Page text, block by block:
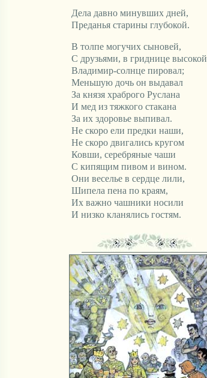
Дела давно минувших дней,
Преданья старины глубокой.
В толпе могучих сыновей,
С друзьями, в гриднице высокой
Владимир-солнце пировал;
Меньшую дочь он выдавал
За князя храброго Руслана
И мед из тяжкого стакана
За их здоровье выпивал.
Не скоро ели предки наши,
Не скоро двигались кругом
Ковши, серебряные чаши
С кипящим пивом и вином.
Они веселье в сердце лили,
Шипела пена по краям,
Их важно чашники носили
И низко кланялись гостям.